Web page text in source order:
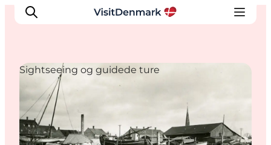
Inspiration
Destinationer
Oplevelser
Sightseeing og guidede ture